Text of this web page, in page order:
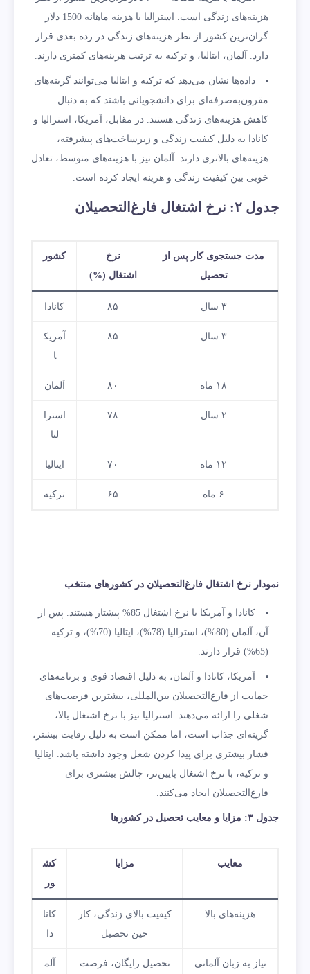
هزینه‌های زندگی است. استرالیا با هزینه ماهانه 1500 دلار
گران‌ترین کشور از نظر هزینه‌های زندگی در رده بعدی قرار
دارد. آلمان، ایتالیا، و ترکیه به ترتیب هزینه‌های کمتری دارند.
داده‌ها نشان می‌دهد که ترکیه و ایتالیا می‌توانند گزینه‌های
مقرون‌به‌صرفه‌ای برای دانشجویانی باشند که به دنبال
کاهش هزینه‌های زندگی هستند. در مقابل، آمریکا، استرالیا و
کانادا به دلیل کیفیت زندگی و زیرساخت‌های پیشرفته،
هزینه‌های بالاتری دارند. آلمان نیز با هزینه‌های متوسط، تعادل
خوبی بین کیفیت زندگی و هزینه ایجاد کرده است.
جدول ۲: نرخ اشتغال فارغ‌التحصیلان
مدت جستجوی کار پس از
تحصیل
نرخ
اشتغال (%)
کشور
۳ سال ۸۵ کانادا
۳ سال ۸۵
آمریک
ا
۱۸ ماه ۸۰ آلمان
۲ سال ۷۸
استرا
لیا
۱۲ ماه ۷۰ ایتالیا
۶ ماه ۶۵ ترکیه
نمودار نرخ اشتغال فارغ‌التحصیلان در کشورهای منتخب
کانادا و آمریکا با نرخ اشتغال 85% پیشتاز هستند. پس از
آن، آلمان (80%)، استرالیا (78%)، ایتالیا (70%)، و ترکیه
(65%) قرار دارند.
آمریکا، کانادا و آلمان، به دلیل اقتصاد قوی و برنامه‌های
حمایت از فارغ‌التحصیلان بین‌المللی، بیشترین فرصت‌های
شغلی را ارائه می‌دهند. استرالیا نیز با نرخ اشتغال بالا،
گزینه‌ای جذاب است، اما ممکن است به دلیل رقابت بیشتر،
فشار بیشتری برای پیدا کردن شغل وجود داشته باشد. ایتالیا
و ترکیه، با نرخ اشتغال پایین‌تر، چالش بیشتری برای
فارغ‌التحصیلان ایجاد می‌کنند.
جدول ۳: مزایا و معایب تحصیل در کشورها
معایب مزایا
کش
ور
هزینه‌های بالا
کیفیت بالای زندگی، کار
حین تحصیل
کانا
دا
نیاز به زبان آلمانی
تحصیل رایگان، فرصت
آلم